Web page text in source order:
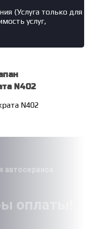
(Услуга только для
услуг,
N402
N402
оплаты!